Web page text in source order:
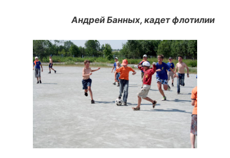
Андрей Банных, кадет флотилии